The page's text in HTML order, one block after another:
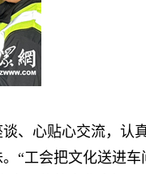
心贴心交流，认
“工会把文化送进